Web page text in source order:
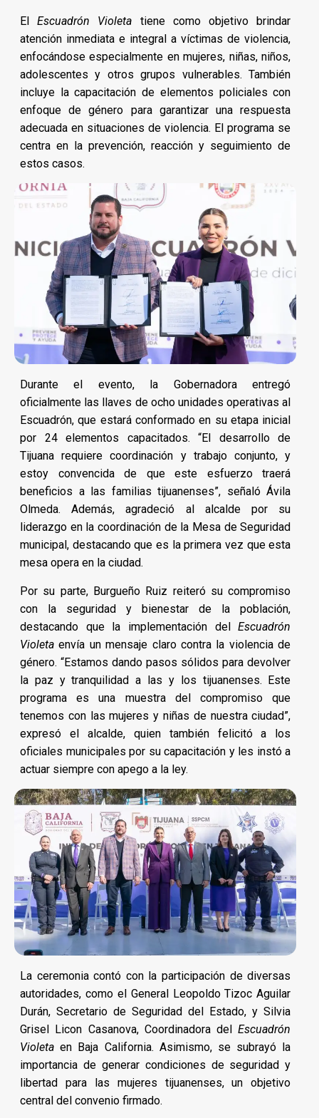
ElEscuadrón Violeta tiene como objetivo brindar
atención inmediata e integral a víctimas de violencia,
enfocándose especialmente en mujeres, niñas, niños,
adolescentes y otros grupos vulnerables. También
incluye la capacitación de elementos policiales con
enfoque de género para garantizar una respuesta
adecuada en situaciones de violencia. El programa se
centra en la prevención, reacción y seguimiento de
estos casos.
Durante el evento, la Gobernadora entregó
oficialmente las llaves de ocho unidades operativas al
Escuadrón, que estará conformado en su etapa inicial
por 24 elementos capacitados. “El desarrollo de
Tijuana requiere coordinación y trabajo conjunto, y
estoy convencida de que este esfuerzo traerá
beneficios a las familias tijuanenses”, señaló Ávila
Olmeda. Además, agradeció al alcalde por su
liderazgo en la coordinación de la Mesa de Seguridad
municipal, destacando que es la primera vez que esta
mesa opera en la ciudad.
Por su parte, Burgueño Ruiz reiteró su compromiso
con la seguridad y bienestar de la población,
destacando que la implementación delEscuadrón
Violeta envía un mensaje claro contra la violencia de
género. “Estamos dando pasos sólidos para devolver
la paz y tranquilidad a las y los tijuanenses. Este
programa es una muestra del compromiso que
tenemos con las mujeres y niñas de nuestra ciudad”,
expresó el alcalde, quien también felicitó a los
oficiales municipales por su capacitación y les instó a
actuar siempre con apego a la ley.
La ceremonia contó con la participación de diversas
autoridades, como el General Leopoldo Tizoc Aguilar
Durán, Secretario de Seguridad del Estado, y Silvia
Grisel Licon Casanova, Coordinadora delEscuadrón
Violeta en Baja California. Asimismo, se subrayó la
importancia de generar condiciones de seguridad y
libertad para las mujeres tijuanenses, un objetivo
central del convenio firmado.